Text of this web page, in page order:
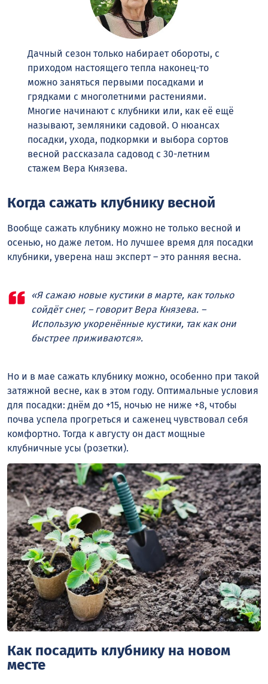
Дачный сезон только набирает обороты, с
приходом настоящего тепла наконец-то
можно заняться первыми посадками и
грядками с многолетними растениями.
Многие начинают с клубники или, как её ещё
называют, земляники садовой. О нюансах
посадки, ухода, подкормки и выбора сортов
весной рассказала садовод с 30-летним
стажем Вера Князева.
Когда сажать клубнику весной
Вообще сажать клубнику можно не только весной и
осенью, но даже летом. Но лучшее время для посадки
клубники, уверена наш эксперт – это ранняя весна.
«Я сажаю новые кустики в марте, как только
сойдёт снег, – говорит Вера Князева. –
Использую укоренённые кустики, так как они
быстрее приживаются».
Но и в мае сажать клубнику можно, особенно при такой
затяжной весне, как в этом году. Оптимальные условия
для посадки: днём до +15, ночью не ниже +8, чтобы
почва успела прогреться и саженец чувствовал себя
комфортно. Тогда к августу он даст мощные
клубничные усы (розетки).
Как посадить клубнику на новом
месте